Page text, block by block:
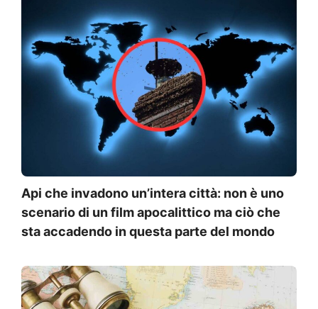
Api che invadono un’intera città: non è uno
scenario di un film apocalittico ma ciò che
sta accadendo in questa parte del mondo